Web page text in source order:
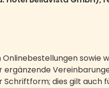
sowie
ergänzende
dies gilt auch